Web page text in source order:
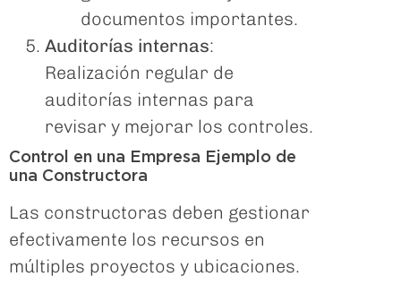
documentos importantes.
Auditorías internas:
Realización regular de
auditorías internas para
revisar y mejorar los controles.
Control en una Empresa Ejemplo de
una Constructora
Las constructoras deben gestionar
efectivamente los recursos en
múltiples proyectos y ubicaciones.